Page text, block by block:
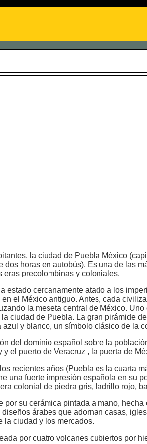
la ciudad de Puebla México
horas en autobús). Es una de las
eras precolombinas y coloniales.
cercanamente atado a los
el México antiguo. Antes, cada
la meseta central de México.
ciudad de Puebla. La gran pirámide
y blanco, un símbolo clásico de la
del dominio español sobre la
el puerto de Veracruz , la puerta de
recientes años (Puebla es la cuarta
una fuerte impresión española en su
colonial de piedra gris, ladrillo rojo,
su cerámica pintada a mano, hecha
árabes que adornan casas,
la ciudad y los mercados.
por cuatro volcanes cubiertos por